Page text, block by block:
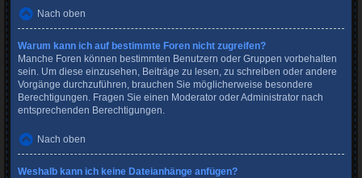
Nach oben
Warum kann ich auf bestimmte Foren nicht zugreifen?
Manche Foren können bestimmten Benutzern oder Gruppen vorbehalten
sein. Um diese einzusehen, Beiträge zu lesen, zu schreiben oder andere
Vorgänge durchzuführen, brauchen Sie möglicherweise besondere
Berechtigungen. Fragen Sie einen Moderator oder Administrator nach
entsprechenden Berechtigungen.
Nach oben
Weshalb kann ich keine Dateianhänge anfügen?